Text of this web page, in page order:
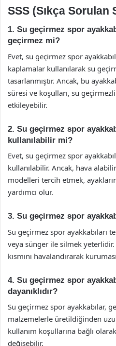
SSS (Sıkça Sorulan
1. Su geçirmez spor
geçirmez mi?
Evet, su geçirmez spor
kaplamalar kullanılarak su
tasarlanmıştır. Ancak, bu
süresi ve koşulları, su
etkileyebilir.
2. Su geçirmez spor
kullanılabilir mi?
Evet, su geçirmez spor
kullanılabilir. Ancak, hava
modelleri tercih etmek,
yardımcı olur.
3. Su geçirmez spor
Su geçirmez spor ayakkabıları
veya sünger ile silmek yeterlidir.
kısmını havalandırarak
4. Su geçirmez spor
dayanıklıdır?
Su geçirmez spor ayakkabılar,
malzemelerle üretildiğinden
kullanım koşullarına bağlı
değişebilir.